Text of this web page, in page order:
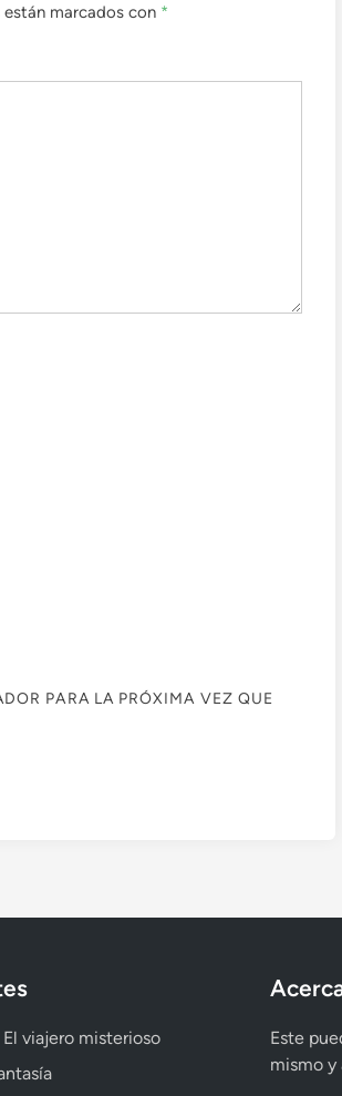
marcados con *
PARA LA PRÓXIMA VEZ QUE
viajero misterioso
Este
mismo y